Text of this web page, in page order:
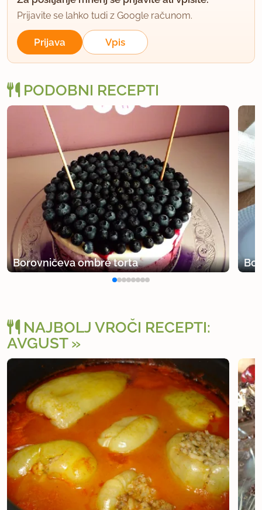
Prijavite se lahko tudi z Google računom.
Prijava Vpis
PODOBNI RECEPTI
Borovničeva ombré torta
NAJBOLJ VROČI RECEPTI:
AVGUST